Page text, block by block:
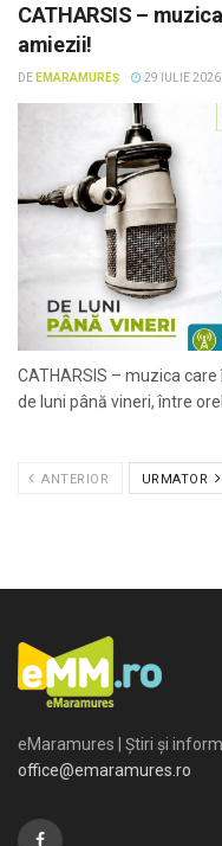
CATHARSIS –
amiezii!
DE EMARAMUREȘ 29 IULIE 2026
CATHARSIS – muzica
de luni până vineri, între
ANTERIOR URMATOR
eMaramures | Știri și
office@emaramures.ro